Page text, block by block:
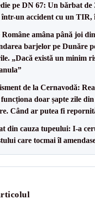
pe DN 67: Un bărbat de
un accident cu un TIR,
Române amâna până joi
barjelor pe Dunăre
„Dacă există un minim
de la Cernavodă:
doar șapte zile din
Când ar putea fi
din cauza tupeului: I-a
care tocmai îl